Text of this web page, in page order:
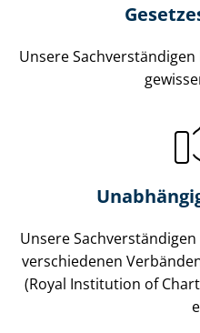
Unsere
Unsere
verschiedenen
(Royal Institution of